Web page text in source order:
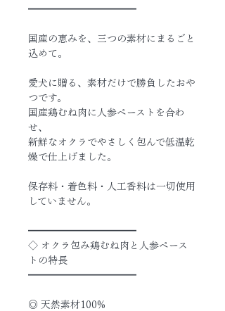
━━━━━━━━━━━
国産の恵みを、三つの素材にまるごと
込めて。
愛犬に贈る、素材だけで勝負したおや
つです。
国産鶏むね肉に人参ペーストを合わ
せ、
新鮮なオクラでやさしく包んで低温乾
燥で仕上げました。
保存料・着色料・人工香料は一切使用
していません。
━━━━━━━━━━━
◇ オクラ包み鶏むね肉と人参ペース
トの特長
━━━━━━━━━━━
◎ 天然素材100%